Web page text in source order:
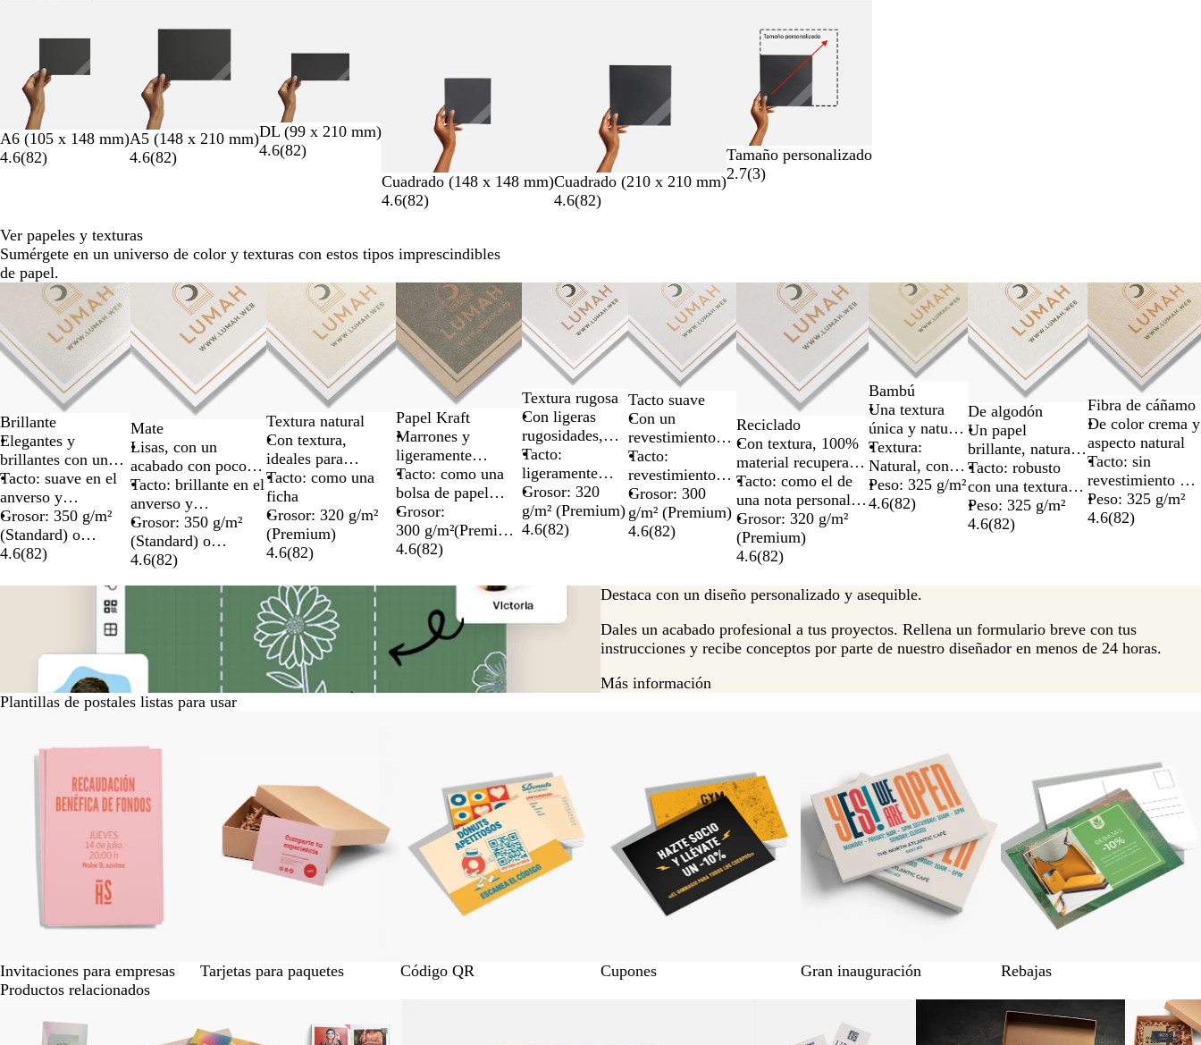
A6 (105 x 148 mm)
4.6(82)
A5 (148 x 210 mm)
4.6(82)
DL (99 x 210 mm)
4.6(82)
Cuadrado (148 x 148 mm)
4.6(82)
Cuadrado (210 x 210 mm)
4.6(82)
Tamaño personalizado
2.7(3)
de
un
Ver papeles y texturas
Sumérgete en un universo de color y texturas con estos tipos imprescindibles
de papel.
Brillante
Elegantes y
brillantes con un
anverso que refleja
la luz
Tacto: suave en el
anverso y
semibrillante en el
reverso
Grosor: 350 g/m²
(Standard) o
400 g/m²
4.6(82)
Mate
Lisas, con un
acabado con poco
brillo y apto para
texto
Tacto: brillante en el
anverso y
semibrillante en el
reverso
Grosor: 350 g/m²
(Standard) o
400 g/m² (Premium)
4.6(82)
Textura natural
Con textura,
ideales para
escribir, para
diseños clásicos
Tacto: como una
ficha
Grosor: 320 g/m²
(Premium)
4.6(82)
Papel Kraft
Marrones y
ligeramente
rugosas para
diseños rústicos
Tacto: como una
bolsa de papel
extragruesa
Grosor:
300 g/m²(Premium
)
4.6(82)
Textura rugosa
Con ligeras
rugosidades,
ideales para
escribir
Tacto:
ligeramente
rugoso
Grosor: 320
g/m² (Premium)
4.6(82)
Tacto suave
Con un
revestimiento
único de
acabado mate
Tacto:
revestimiento
mate liso y
aterciopelado
Grosor: 300
g/m² (Premium)
4.6(82)
Reciclado
Con textura, 100%
material recuperado
posconsumo
Tacto: como el de
una nota personal
ligeramente rugosa.
Grosor: 320 g/m²
(Premium)
4.6(82)
Bambú
Una textura
única y natural
de tacto suave
Textura:
Natural, con
una superficie
tejida
Peso: 325 g/m²
4.6(82)
De algodón
Un papel
brillante, natural y
de una suavidad
única
Tacto: robusto
con una textura
suave
Peso: 325 g/m²
4.6(82)
Fibra de cáñamo
De color crema y
aspecto natural
Tacto: sin
revestimiento y
con una ligera
textura
Peso: 325 g/m²
4.6(82)
Diapositivas
la
1
de
un
total
de
10
Destaca con un diseño personalizado y asequible.
Dales un acabado profesional a tus proyectos. Rellena un formulario breve con tus
instrucciones y recibe conceptos por parte de nuestro diseñador en menos de 24 horas.
Más información
Plantillas de postales listas para usar
Invitaciones para empresas Tarjetas para paquetes Código QR Cupones Gran inauguración Rebajas
Productos relacionados